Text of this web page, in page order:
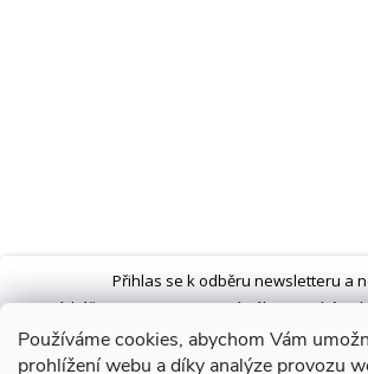
Používáme cookies, abychom Vám
prohlížení webu a díky analýze provozu
Přihlas se k odběru newsletteru a
ZískášSLEVU 5 %na první nákup a také
novinkám, slevám a dalším speciálním